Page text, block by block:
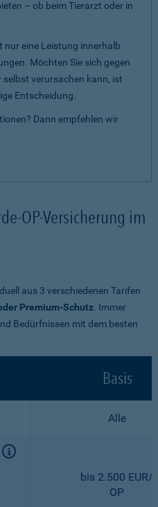
– ob beim Tierarzt oder in
nur eine Leistung innerhalb
Möchten Sie sich gegen
selbst verursachen kann, ist
Entscheidung.
Dann empfehlen wir
OP-Versicherung im
aus 3 verschiedenen Tarifen
Premium-Schutz. Immer
Bedürfnissen mit dem besten
Basis
Alle
bis 2.500 EUR/
OP